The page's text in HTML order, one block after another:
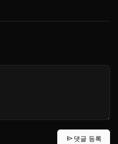
send댓글 등록